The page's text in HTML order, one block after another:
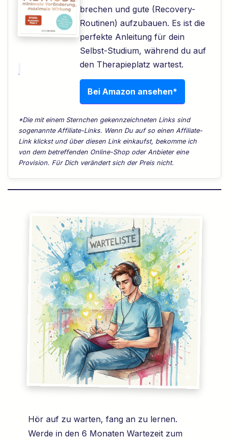
brechen und gute (Recovery-
Routinen) aufzubauen. Es ist die
perfekte Anleitung für dein
Selbst-Studium, während du auf
den Therapieplatz wartest.
Bei Amazon ansehen*
*Die mit einem Sternchen gekennzeichneten Links sind
sogenannte Affiliate-Links. Wenn Du auf so einen Affiliate-
Link klickst und über diesen Link einkaufst, bekomme ich
von dem betreffenden Online-Shop oder Anbieter eine
Provision. Für Dich verändert sich der Preis nicht.
Hör auf zu warten, fang an zu lernen.
Werde in den 6 Monaten Wartezeit zum